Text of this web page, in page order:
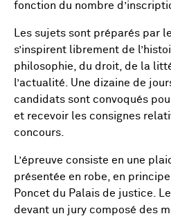
fonction du nombre
Les sujets sont préparés par
s’inspirent librement de
philosophie, du droit, de la
l’actualité. Une dizaine de
candidats sont convoqués
et recevoir les consignes
concours.
L’épreuve consiste en une
présentée en robe, en
Poncet du Palais de justice.
devant un jury composé des